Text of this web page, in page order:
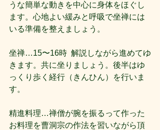
うな簡単な動きを中心に身体をほぐし
ます。心地よい緩みと呼吸で坐禅には
いる準備を整えましょう。
坐禅…15〜16時  解説しながら進めてゆ
きます。共に坐りましょう。後半はゆ
っくり歩く経行（きんひん）を行いま
す。
精進料理…禅僧が腕を振るって作った
お料理を曹洞宗の作法を習いながら頂